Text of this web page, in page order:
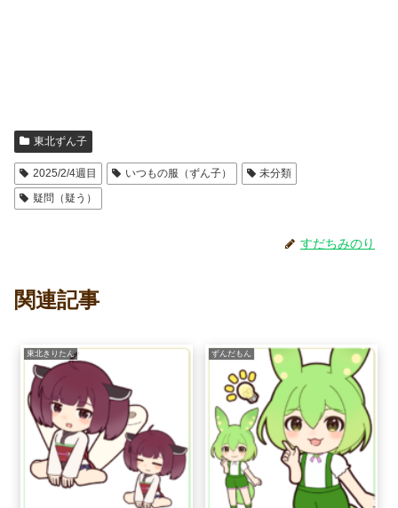
東北ずん子
2025/2/4週目 いつもの服（ずん子）
未分類
疑問（疑う）
すだちみのり
関連記事
東北きりたん ずんだもん